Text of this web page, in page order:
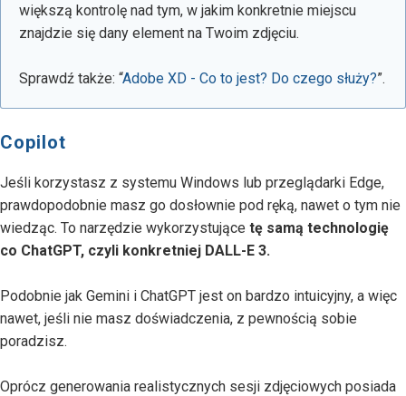
większą kontrolę nad tym, w jakim konkretnie miejscu
znajdzie się dany element na Twoim zdjęciu.
Sprawdź także: “Adobe XD - Co to jest? Do czego służy?”.
Copilot
Jeśli korzystasz z systemu Windows lub przeglądarki Edge,
prawdopodobnie masz go dosłownie pod ręką, nawet o tym nie
wiedząc. To narzędzie wykorzystujące tę samą technologię
co ChatGPT, czyli konkretniej DALL-E 3.
Podobnie jak Gemini i ChatGPT jest on bardzo intuicyjny, a więc
nawet, jeśli nie masz doświadczenia, z pewnością sobie
poradzisz.
Oprócz generowania realistycznych sesji zdjęciowych posiada